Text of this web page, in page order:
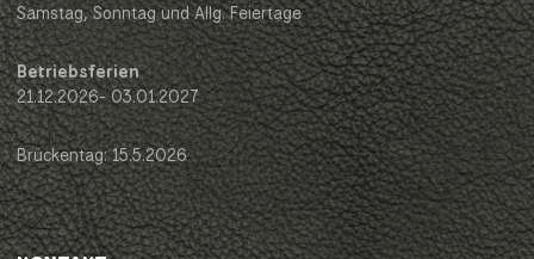
Samstag, Sonntag und Allg. Feiertage
Betriebsferien
21.12.2026- 03.01.2027
Brückentag: 15.5.2026